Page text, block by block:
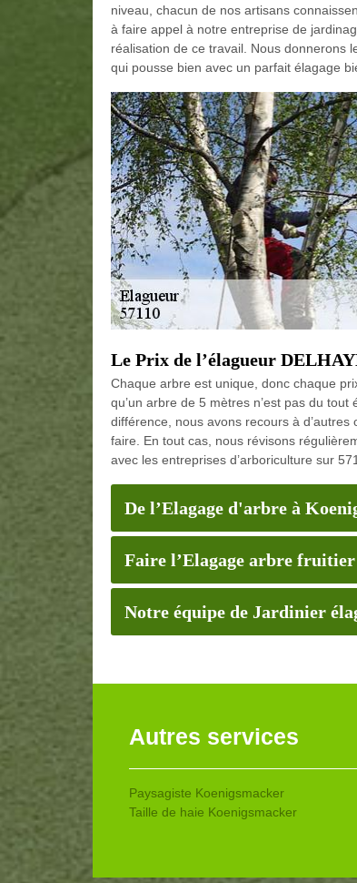
niveau, chacun de nos artisans
à faire appel à notre entreprise de
réalisation de ce travail. Nous donnerons
qui pousse bien avec un parfait élagage
Le Prix de l’élagueur
Chaque arbre est unique, donc chaque
qu’un arbre de 5 mètres n’est pas du
différence, nous avons recours à
faire. En tout cas, nous révisons
avec les entreprises d’arboriculture sur
De l’Elagage d'arbre à
Faire l’Elagage arbre
Notre équipe de Jardinier
Autres services
Paysagiste Koenigsmacker
Taille de haie Koenigsmacker